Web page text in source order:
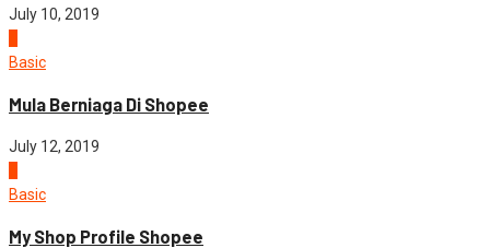
July 10, 2019
Basic
Mula Berniaga Di Shopee
July 12, 2019
Basic
My Shop Profile Shopee